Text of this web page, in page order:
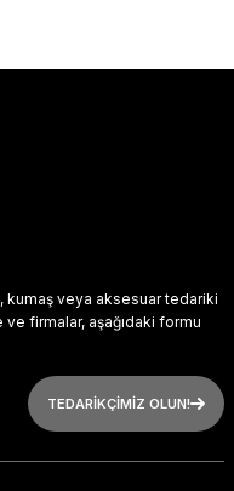
kumaş veya aksesuar tedariki
firmalar, aşağıdaki formu
TEDARİKÇİMİZ OLUN!